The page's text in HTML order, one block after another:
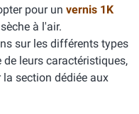
pour un vernis 1K
à l'air.
sur les différents types
leurs caractéristiques,
section dédiée aux